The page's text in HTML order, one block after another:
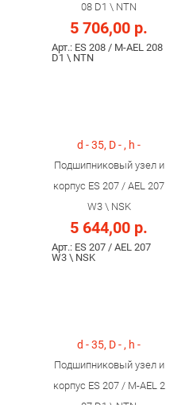
08 D1 \ NTN
5 706,00 р.
Арт.: ES 208 / M-AEL 208
D1 \ NTN
d - 35, D - , h -
Подшипниковый узел и
корпус ES 207 / AEL 207
W3 \ NSK
5 644,00 р.
Арт.: ES 207 / AEL 207
W3 \ NSK
d - 35, D - , h -
Подшипниковый узел и
корпус ES 207 / M-AEL 2